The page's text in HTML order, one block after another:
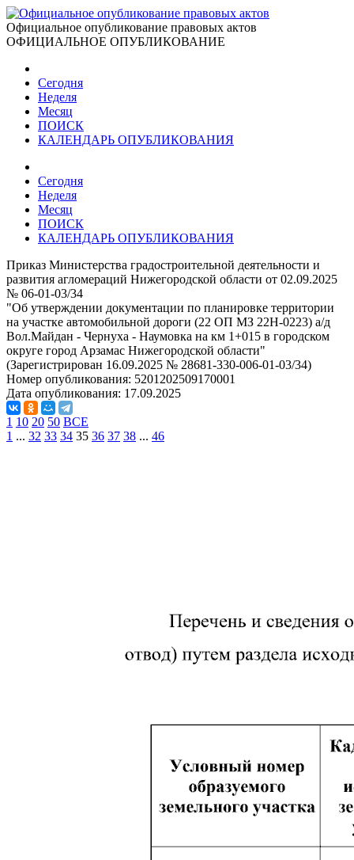
Официальное опубликование правовых актов
ОФИЦИАЛЬНОЕ ОПУБЛИКОВАНИЕ
Сегодня
Неделя
Месяц
ПОИСК
КАЛЕНДАРЬ ОПУБЛИКОВАНИЯ
Сегодня
Неделя
Месяц
ПОИСК
КАЛЕНДАРЬ ОПУБЛИКОВАНИЯ
Приказ Министерства градостроительной деятельности и
развития агломераций Нижегородской области от 02.09.2025
№ 06-01-03/34
"Об утверждении документации по планировке территории
на участке автомобильной дороги (22 ОП МЗ 22Н-0223) а/д
Вол.Майдан - Чернуха - Наумовка на км 1+015 в городском
округе город Арзамас Нижегородской области"
(Зарегистрирован 16.09.2025 № 28681-330-006-01-03/34)
Номер опубликования: 5201202509170001
Дата опубликования: 17.09.2025
1 10 20 50 ВСЕ
1 ... 32 33 34 35 36 37 38 ... 46